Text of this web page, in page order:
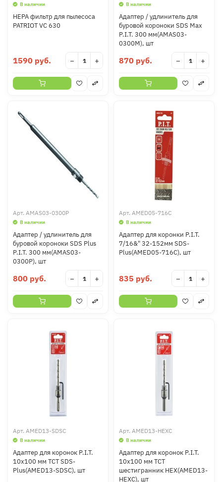
В наличии
HEPA фильтр для пылесоса
PATRIOT VC 630
1590 руб. − +
В наличии
Адаптер / удлинитель для
буровой короноки SDS Max
P.I.T. 300 мм(AMAS03-
0300M), шт
870 руб. − +
Арт. AMAS03-0300P
В наличии
Адаптер / удлинитель для
буровой короноки SDS Plus
P.I.T. 300 мм(AMAS03-
0300P), шт
800 руб. − +
Арт. AMED05-716C
В наличии
Адаптер для коронки P.I.T.
7/16&" 32-152мм SDS-
Plus(AMED05-716C), шт
835 руб. − +
Арт. AMED13-SDSC
В наличии
Адаптер для коронок P.I.T.
10x100 мм TCT SDS-
Plus(AMED13-SDSC), шт
Арт. AMED13-HEXC
В наличии
Адаптер для коронок P.I.T.
10x100 мм TCT
шестигранник HEX(AMED13-
HEXC), шт